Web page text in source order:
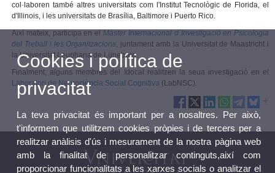
col·laboren també altres universitats com l'Institut Tecnològic de Florida, el
d'Illinois, i les universitats de Brasília, Baltimore i Puerto Rico.
Així mateix, participa en el Màster Internacional d´Investigació en Psicologia
del Treball i les Organitzacions, juntament amb la Universitat de Maastricht i
la Universitat Leuphana de Lüneburg.
Finalment, alguns membres del Idocal realitzen la seua investigació en el
Laboratori de Neurociència Social Cognitiva (LabNSC).
Cookies i política de
privacitat
La teva privacitat és important per a nosaltres. Per això,
t'informem que utilitzem cookies pròpies i de tercers per a
realitzar anàlisis d'ús i mesurament de la nostra pàgina web
amb la finalitat de personalitzar continguts,així com
proporcionar funcionalitats a les xarxes socials o analitzar el